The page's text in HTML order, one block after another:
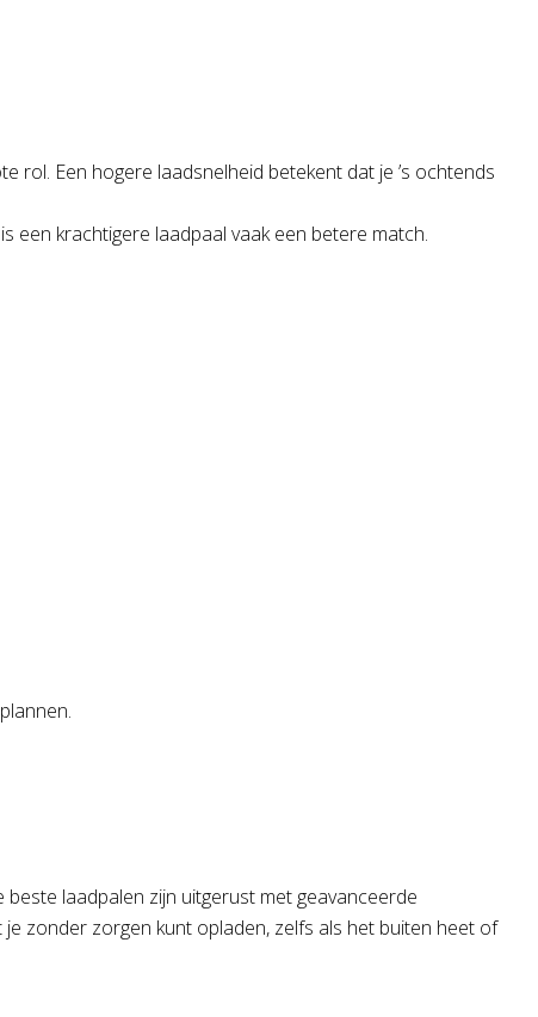
rol. Een hogere laadsnelheid betekent dat je ’s ochtends
een krachtigere laadpaal vaak een betere match.
laadpalen zijn uitgerust met geavanceerde
zonder zorgen kunt opladen, zelfs als het buiten heet of